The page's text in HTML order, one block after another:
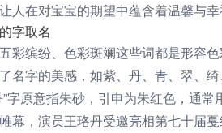
人在对宝宝的期望中蕴含着温馨与幸
字取名
彩缤纷、色彩斑斓这些词都是形容
名字的美感，如紫、丹、青、翠、
”字原意指朱砂，引申为朱红色，通
幕，演员王珞丹受邀亮相第七十届